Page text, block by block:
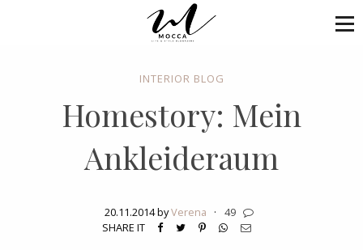
INTERIOR BLOG
Homestory: Mein
Ankleideraum
20.11.2014 byVerena ·
49
SHARE IT